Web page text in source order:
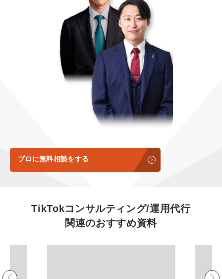
定額制採用代行・RPO『トルトルくん』
営業改善特化の動画制作『動画でカリトルく
定額LINE運用代行『LINEマキトルくん』
1本無料で記事を制作『SEOトライアル』
定額制LP制作・改善『最強LP』
採用YouTubeチャンネル構築『トリトル』
YouTubeディレクター
会社概要・役員紹介
ミッション・ビジョン・バリュー
代表メッセージ（岩野圭佑）
認定パートナー
正社員
プロに無料相談をする
TikTokコンサルティング/運用代行
関連のおすすめ資料